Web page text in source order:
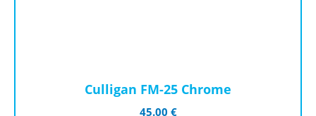
Culligan FM-25 Chrome
45.00 €